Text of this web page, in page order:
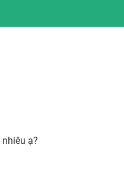
ạ?